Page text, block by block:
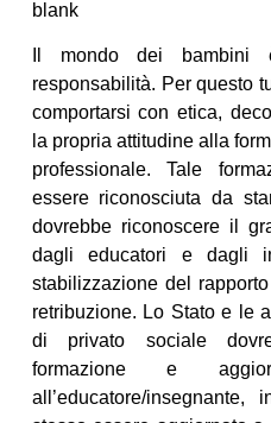
Il mondo dei
responsabilità. Per questo
comportarsi con etica,
la propria attitudine alla
professionale. Tale
essere riconosciuta da
dovrebbe riconoscere il
dagli educatori e dagli
stabilizzazione del
retribuzione. Lo Stato e le
di privato sociale
formazione e
all’educatore/